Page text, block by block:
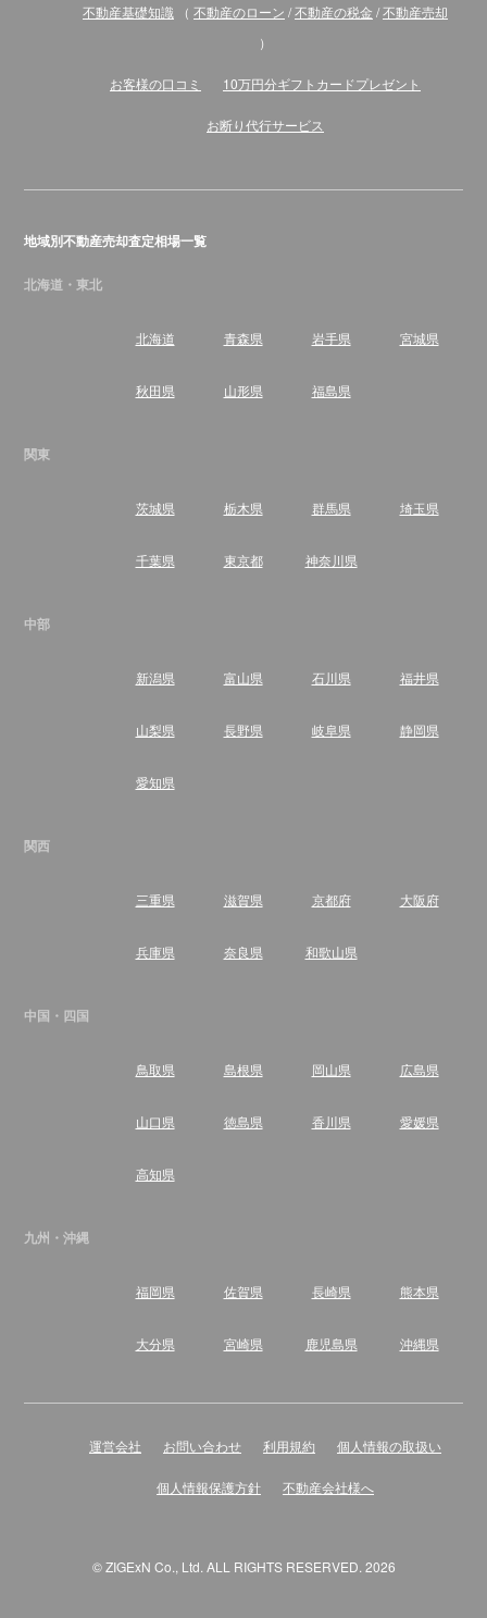
不動産基礎知識 （ 不動産のローン /不動産の税金 /不動産売却
）
お客様の口コミ 10万円分ギフトカードプレゼント
お断り代行サービス
地域別不動産売却査定相場一覧
北海道・東北
北海道 青森県 岩手県 宮城県
秋田県 山形県 福島県
関東
茨城県 栃木県 群馬県 埼玉県
千葉県 東京都 神奈川県
中部
新潟県 富山県 石川県 福井県
山梨県 長野県 岐阜県 静岡県
愛知県
関西
三重県 滋賀県 京都府 大阪府
兵庫県 奈良県 和歌山県
中国・四国
鳥取県 島根県 岡山県 広島県
山口県 徳島県 香川県 愛媛県
高知県
九州・沖縄
福岡県 佐賀県 長崎県 熊本県
大分県 宮崎県 鹿児島県 沖縄県
運営会社 お問い合わせ 利用規約 個人情報の取扱い
個人情報保護方針 不動産会社様へ
© ZIGExN Co., Ltd. ALL RIGHTS RESERVED. 2026